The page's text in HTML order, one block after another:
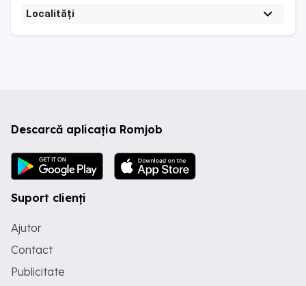
Localități
Descarcă aplicația Romjob
Suport clienți
Ajutor
Contact
Publicitate